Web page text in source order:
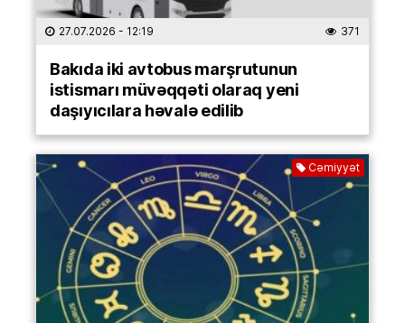
27.07.2026 - 12:19 371
Bakıda iki avtobus marşrutunun
istismarı müvəqqəti olaraq yeni
daşıyıcılara həvalə edilib
Cəmiyyət